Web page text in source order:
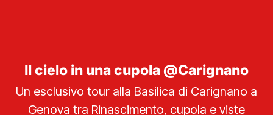
Il cielo in una cupola @Carignano
Un esclusivo tour alla Basilica di Carignano a
Genova tra Rinascimento, cupola e viste